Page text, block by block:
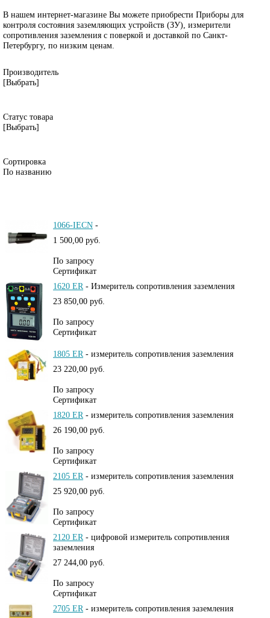
В нашем интернет-магазине Вы можете приобрести Приборы для
контроля состояния заземляющих устройств (ЗУ), измерители
сопротивления заземления с поверкой и доставкой по Санкт-
Петербургу, по низким ценам.
Производитель
[Выбрать]
Статус товара
[Выбрать]
Сортировка
По названию
1066-IECN -
1 500,00 руб.
По запросу
Сертификат
1620 ER- Измеритель сопротивления заземления
23 850,00 руб.
По запросу
Сертификат
1805 ER- измеритель сопротивления заземления
23 220,00 руб.
По запросу
Сертификат
1820 ER- измеритель сопротивления заземления
26 190,00 руб.
По запросу
Сертификат
2105 ER- измеритель сопротивления заземления
25 920,00 руб.
По запросу
Сертификат
2120 ER- цифровой измеритель сопротивления
заземления
27 244,00 руб.
По запросу
Сертификат
2705 ER- измеритель сопротивления заземления